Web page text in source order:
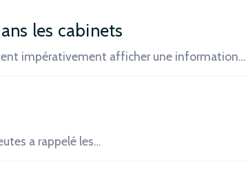
les cabinets
impérativement afficher une information…
a rappelé les…